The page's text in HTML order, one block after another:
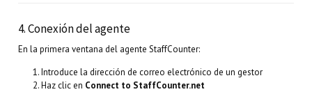
4. Conexión del agente
En la primera ventana del agente StaffCounter:
Introduce la dirección de correo electrónico de un gestor
Haz clic en Connect to StaffCounter.net